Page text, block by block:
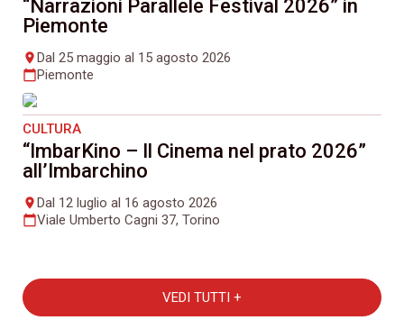
“Narrazioni Parallele Festival 2026” in
Piemonte
placeDal 25 maggio al 15 agosto 2026
calendar_todayPiemonte
CULTURA
“ImbarKino – Il Cinema nel prato 2026”
all’Imbarchino
placeDal 12 luglio al 16 agosto 2026
calendar_todayViale Umberto Cagni 37, Torino
VEDI TUTTI +